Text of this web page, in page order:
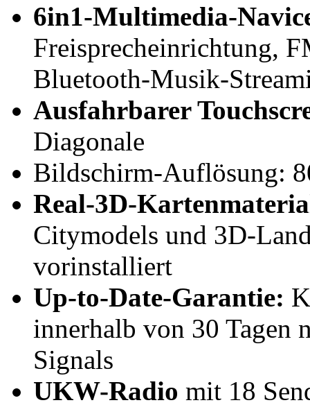
6in1-Multimedia-
Freisprecheinrichtung,
Bluetooth-Musik-
Ausfahrbarer
Diagonale
Bildschirm-Auflösung:
Real-3D-
Citymodels und 3D-
vorinstalliert
Up-to-Date-Garantie:
innerhalb von 30 Tagen
Signals
UKW-Radio mit 18